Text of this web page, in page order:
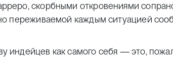
скорбными откровениями
переживаемой каждым ситуацией
индейцев как самого себя — это,